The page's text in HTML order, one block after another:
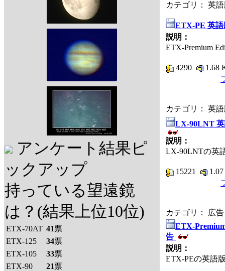
アンケート結果ピ
ックアップ
持っている望遠鏡
は？(結果上位10位)
ETX-70AT 41票
ETX-125
34票
ETX-105
33票
ETX-90
21票
カテゴリ： 英
ETX-PE 英
説明：
ETX-Premium
4290
1.68
カテゴリ： 英
LX-90LNT
説明：
LX-90LNTの英
15221
カテゴリ： 広告
ETX-
告
説明：
ETX-PEの英語